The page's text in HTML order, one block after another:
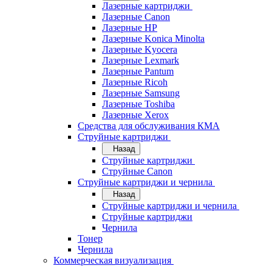
Лазерные картриджи
Лазерные Canon
Лазерные HP
Лазерные Konica Minolta
Лазерные Kyocera
Лазерные Lexmark
Лазерные Pantum
Лазерные Ricoh
Лазерные Samsung
Лазерные Toshiba
Лазерные Xerox
Средства для обслуживания КМА
Струйные картриджи
Назад
Струйные картриджи
Струйные Canon
Струйные картриджи и чернила
Назад
Струйные картриджи и чернила
Струйные картриджи
Чернила
Тонер
Чернила
Коммерческая визуализация